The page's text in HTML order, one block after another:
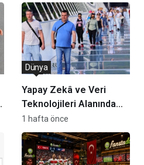
Sahiplerini Buldu
Yapay Zekâ ve Veri
Teknolojileri Alanında
Yeni Yatırım Kararı
Açıklandı
Dünya
1 hafta önce